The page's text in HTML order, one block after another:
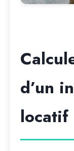
d’un
locatif